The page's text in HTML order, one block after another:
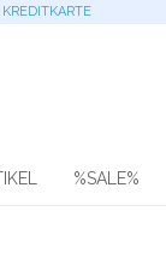
%SALE%